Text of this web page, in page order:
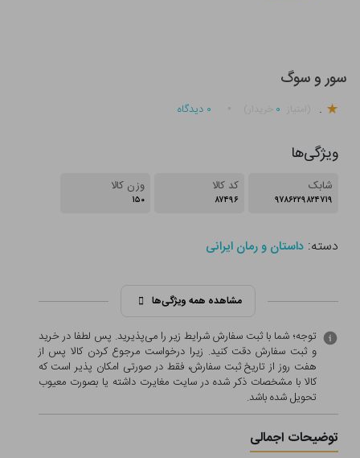
سور و سوگ
. ۰ ۰ دیدگاه
ویژگی‌ها
شابک
۹۷۸۶۲۲۹۸۲۴۷۱۹
کد کالا
۸۷۴۹۶
وزن کالا
۱۵۰
دسته:داستان و رمان ایرانی
مشاهده همه ویژگی‌ها
توجه؛ شما با ثبت سفارش شرایط زیر را می‌پذیرید. پس لطفا در خرید
و ثبت سفارش دقت کنید. زیرا درخواست مرجوع کردن کالا پس از
هفت روز از تاریخ ثبت سفارش، فقط در صورتی امکان پذیر است که
کالا با مشخصات ذکر شده در سایت مغایرت داشته یا بصورت معيوب
تحویل شده باشد.
توضیحات اجمالی